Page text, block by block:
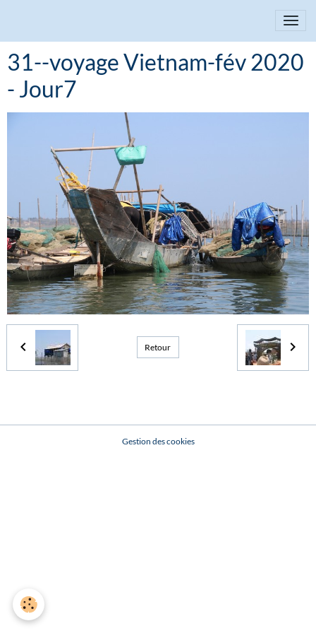
31--voyage Vietnam-fév 2020
- Jour7
Retour
Gestion des cookies